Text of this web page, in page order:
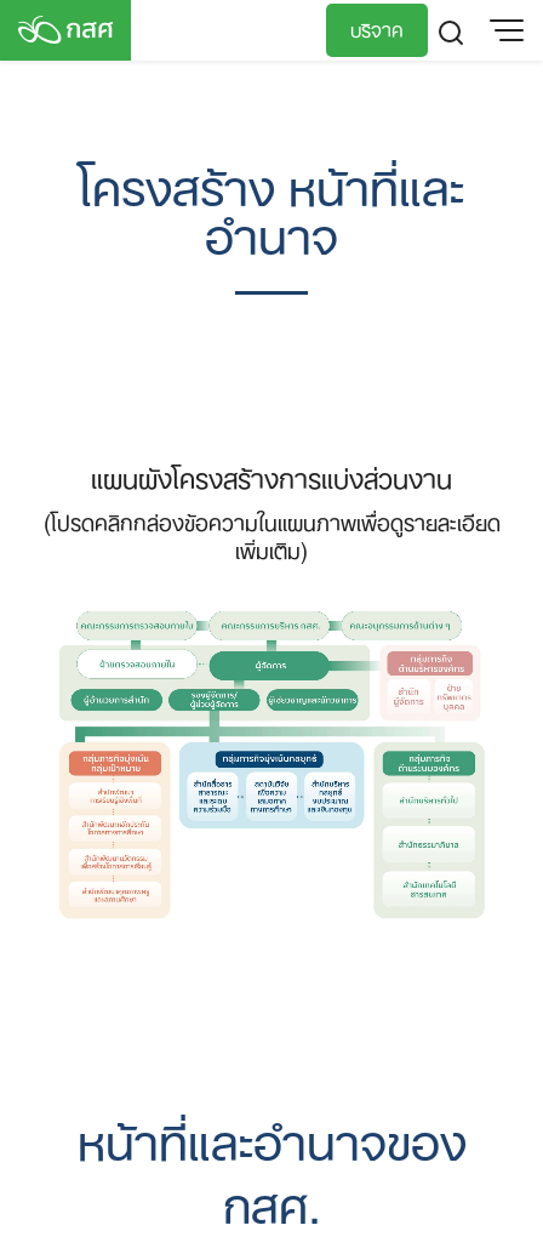
Skip
บริจาค
โครงสร้าง หน้าที่และ
อำนาจ
แผนผังโครงสร้างการแบ่งส่วนงาน
(โปรดคลิกกล่องข้อความในแผนภาพเพื่อดูรายละเอียด
เพิ่มเติม)
หน้าที่และอำนาจของ
กสศ.